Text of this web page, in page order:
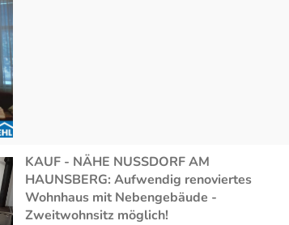
KAUF - NÄHE NUSSDORF AM
HAUNSBERG: Aufwendig renoviertes
Wohnhaus mit Nebengebäude -
Zweitwohnsitz möglich!